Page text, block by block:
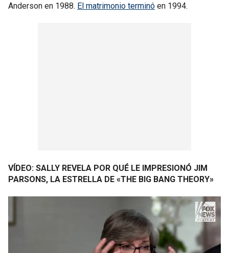
Anderson en 1988. El matrimonio terminó en 1994.
VÍDEO: SALLY REVELA POR QUÉ LE IMPRESIONÓ JIM
PARSONS, LA ESTRELLA DE «THE BIG BANG THEORY»